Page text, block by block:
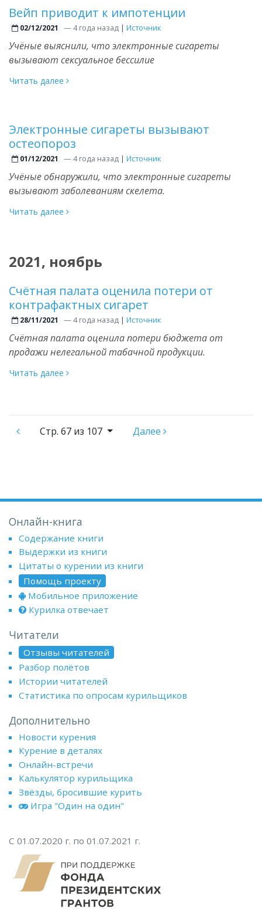
Вейп приводит к импотенции
02/12/2021 —4 года назад | Источник
Учёные выяснили, что электронные сигареты
вызывают сексуальное бессилие
Читать далее
Электронные сигареты вызывают
остеопороз
01/12/2021 —4 года назад | Источник
Учёные обнаружили, что электронные сигареты
вызывают заболеваниям скелета.
Читать далее
2021, ноябрь
Счётная палата оценила потери от
контрафактных сигарет
28/11/2021 —4 года назад | Источник
Счётная палата оценила потери бюджета от
продажи нелегальной табачной продукции.
Читать далее
Стр. 67 из 107 Далее
Онлайн-книга
Содержание книги
Выдержки из книги
Цитаты о курении из книги
Помощь проекту
Мобильное приложение
Курилка отвечает
Читатели
Отзывы читателей
Разбор полётов
Истории читателей
Статистика по опросам курильщиков
Дополнительно
Новости курения
Курение в деталях
Онлайн-встречи
Калькулятор курильщика
Звёзды, бросившие курить
Игра "Один на один"
С 01.07.2020 г. по 01.07.2021 г.